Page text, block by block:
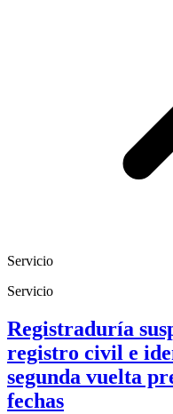
Servicio
Servicio
Registraduría
registro civil e
segunda vuelta
fechas